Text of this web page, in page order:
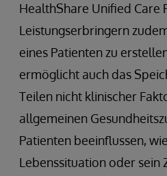
HealthShare Unified Care
Leistungserbringern
eines Patienten zu
ermöglicht auch das
Teilen nicht klinischer
allgemeinen
Patienten beeinflussen,
Lebenssituation oder sein